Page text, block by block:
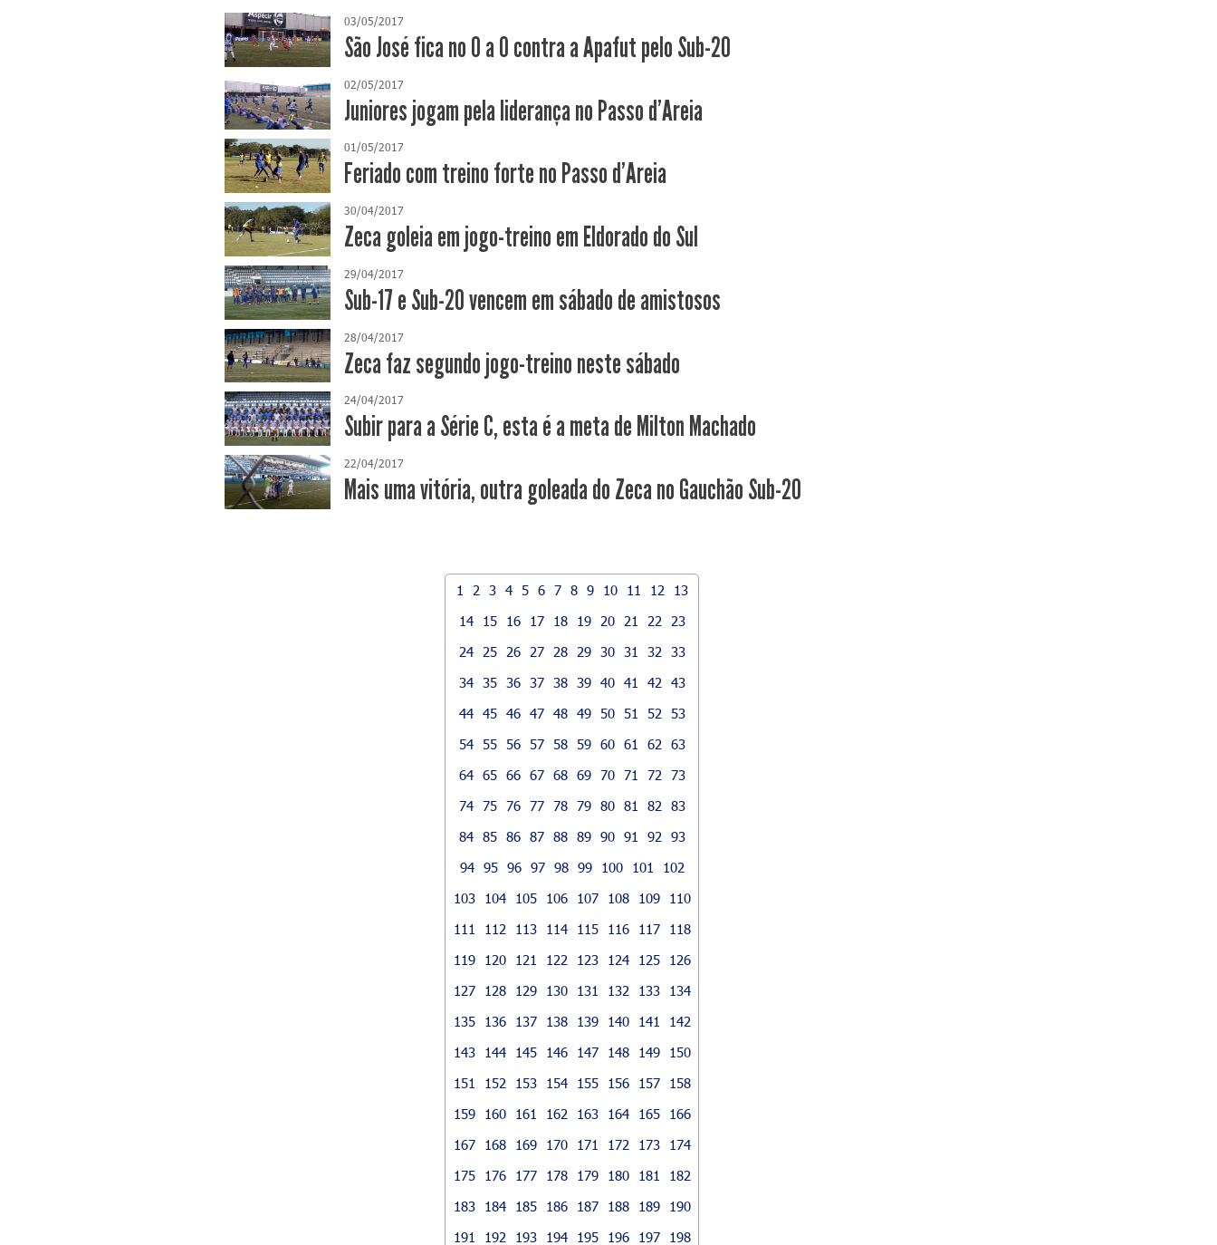
03/05/2017
São José fica no 0 a 0 contra a Apafut pelo Sub-20
02/05/2017
Juniores jogam pela liderança no Passo d'Areia
01/05/2017
Feriado com treino forte no Passo d'Areia
30/04/2017
Zeca goleia em jogo-treino em Eldorado do Sul
29/04/2017
Sub-17 e Sub-20 vencem em sábado de amistosos
28/04/2017
Zeca faz segundo jogo-treino neste sábado
24/04/2017
Subir para a Série C, esta é a meta de Milton Machado
22/04/2017
Mais uma vitória, outra goleada do Zeca no Gauchão Sub-20
1 2 3 4 5 6 7 8 9 10 11 12
13
14
15 16 17 18 19 20 21 22
23
24
25 26 27 28 29 30 31 32
33
34 35 36 37 38 39 40 41 42
43
44 45 46 47 48 49 50 51 52
53
54 55 56 57 58 59 60 61 62
63
64 65 66 67 68 69 70 71 72
73
74 75 76 77 78 79 80 81 82
83
84 85 86 87 88 89 90 91 92
93
94 95 96 97 98 99 100 101
102
103
104 105 106 107 108 109
110
111
112 113 114 115 116 117
118
119
120 121 122 123 124 125
126
127
128 129 130 131 132 133
134
135
136 137 138 139 140 141
142
143
144 145 146 147 148 149
150
151
152 153 154 155 156 157
158
159
160 161 162 163 164 165
166
167
168 169 170 171 172 173
174
175
176 177 178 179 180 181
182
183
184 185 186 187 188 189
190
191
192 193 194 195 196 197
198